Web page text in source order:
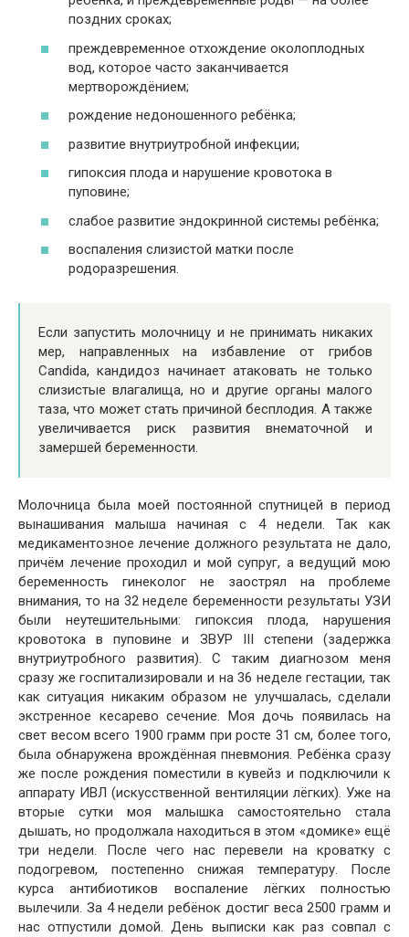
поздних сроках;
преждевременное отхождение околоплодных
вод, которое часто заканчивается
мертворождёнием;
рождение недоношенного ребёнка;
развитие внутриутробной инфекции;
гипоксия плода и нарушение кровотока в
пуповине;
слабое развитие эндокринной системы ребёнка;
воспаления слизистой матки после
родоразрешения.
Если запустить молочницу и не принимать никаких
мер, направленных на избавление от грибов
Candida, кандидоз начинает атаковать не только
слизистые влагалища, но и другие органы малого
таза, что может стать причиной бесплодия. А также
увеличивается риск развития внематочной и
замершей беременности.
Молочница была моей постоянной спутницей в период
вынашивания малыша начиная с 4 недели. Так как
медикаментозное лечение должного результата не дало,
причём лечение проходил и мой супруг, а ведущий мою
беременность гинеколог не заострял на проблеме
внимания, то на 32 неделе беременности результаты УЗИ
были неутешительными: гипоксия плода, нарушения
кровотока в пуповине и ЗВУР III степени (задержка
внутриутробного развития). С таким диагнозом меня
сразу же госпитализировали и на 36 неделе гестации, так
как ситуация никаким образом не улучшалась, сделали
экстренное кесарево сечение. Моя дочь появилась на
свет весом всего 1900 грамм при росте 31 см, более того,
была обнаружена врождённая пневмония. Ребёнка сразу
же после рождения поместили в кувейз и подключили к
аппарату ИВЛ (искусственной вентиляции лёгких). Уже на
вторые сутки моя малышка самостоятельно стала
дышать, но продолжала находиться в этом «домике» ещё
три недели. После чего нас перевели на кроватку с
подогревом, постепенно снижая температуру. После
курса антибиотиков воспаление лёгких полностью
вылечили. За 4 недели ребёнок достиг веса 2500 грамм и
нас отпустили домой. День выписки как раз совпал с